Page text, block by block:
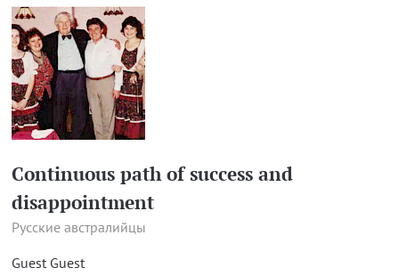
Continuous path of success and
disappointment
Русские австралийцы
Guest Guest